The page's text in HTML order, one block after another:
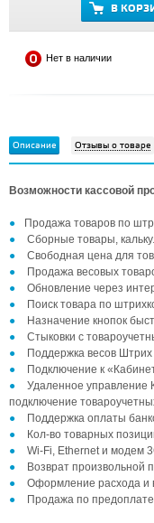
В
Нет в наличии
Описание Отзывы о товаре
Возможности кассовой
Продажа товаров по
Сборные товары,
Свободная цена для
Продажа весовых
Обновление через
Поиск товара по
Назначение кнопок
Стыковки с
Поддержка весов
Подключение к
Удаленное управление
подключение
Поддержка оплаты
Кол-во товарных
Wi-Fi, Ethernet и модем
Возврат произвольной
Оформление расхода и
Продажа по